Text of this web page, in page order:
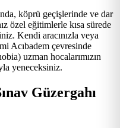
köprü geçişlerinde ve dar
özel eğitimlerle kısa sürede
Kendi aracınızla veya
Acıbadem çevresinde
uzman hocalarımızın
yeneceksiniz.
Güzergahı